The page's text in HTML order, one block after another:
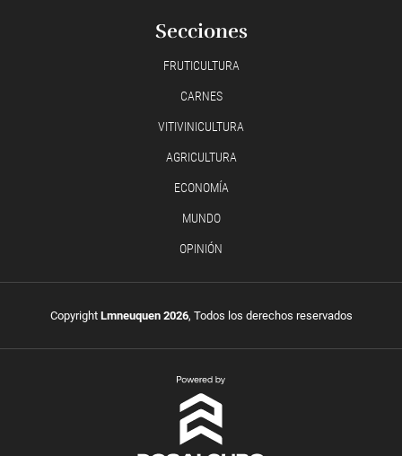
Secciones
FRUTICULTURA
CARNES
VITIVINICULTURA
AGRICULTURA
ECONOMÍA
MUNDO
OPINIÓN
Copyright Lmneuquen 2026, Todos los derechos reservados